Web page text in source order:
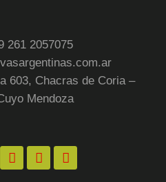
261 2057075
603, Chacras de Coria –
Mendoza